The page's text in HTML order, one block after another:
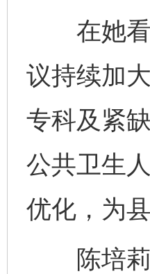
在她看
议持续加
专科及紧
公共卫生
优化，为
陈培莉